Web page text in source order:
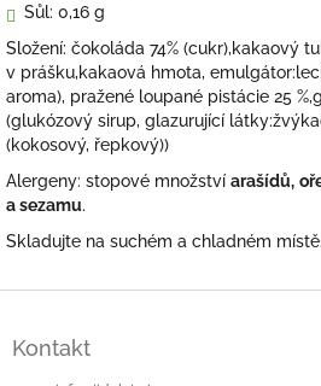
Sůl: 0,16 g
Složení: čokoláda 74% (cukr),kakaový
v prášku,kakaová hmota,
aroma), pražené loupané pistácie 25
(glukózový sirup, glazurující
(kokosový, řepkový))
Alergeny: stopové množství arašídů,
asezamu.
Skladujte na suchém a chladném
Kontakt